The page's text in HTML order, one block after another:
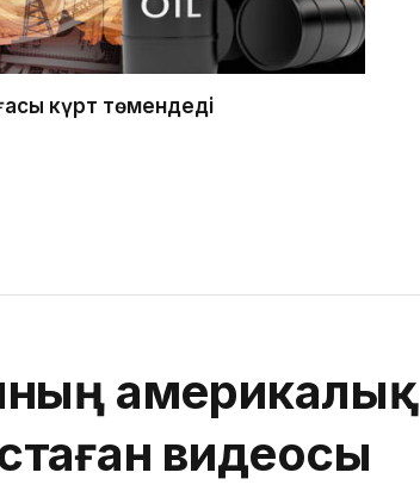
күрт төмендеді
америкалық
видеосы